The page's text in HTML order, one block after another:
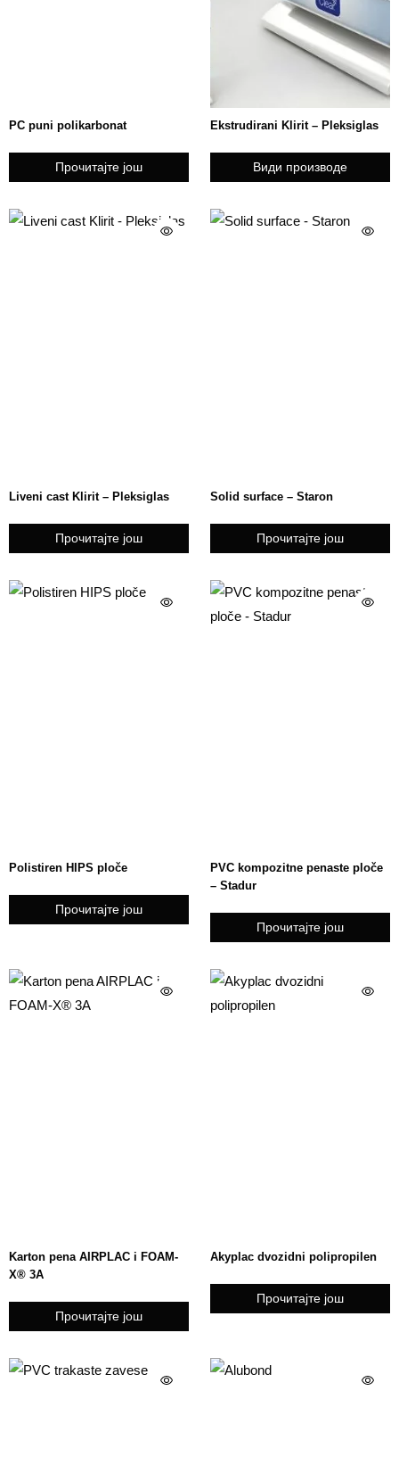
PC puni polikarbonat
Прочитајте још
Ekstrudirani Klirit – Pleksiglas
Види производе
Liveni cast Klirit – Pleksiglas
Прочитајте још
Solid surface – Staron
Прочитајте још
Polistiren HIPS ploče
Прочитајте још
PVC kompozitne penaste ploče
– Stadur
Прочитајте још
Karton pena AIRPLAC i FOAM-
X® 3A
Прочитајте још
Akyplac dvozidni polipropilen
Прочитајте још